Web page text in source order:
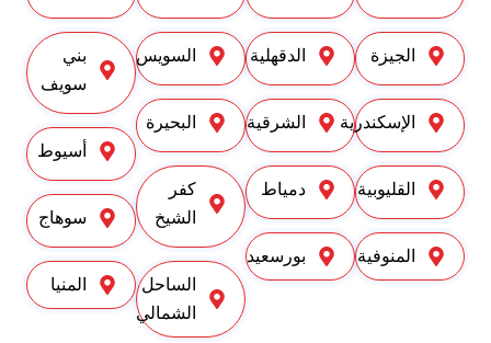
الجيزة
الإسكندرية
القليوبية
المنوفية
الدقهلية
الشرقية
دمياط
بورسعيد
السويس
البحيرة
كفر
الشيخ
الساحل
الشمالي
بني
سويف
أسيوط
سوهاج
المنيا